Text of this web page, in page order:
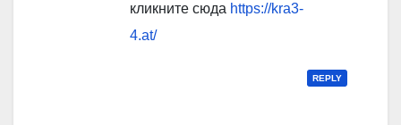
кликните сюда https://kra3-
4.at/
REPLY